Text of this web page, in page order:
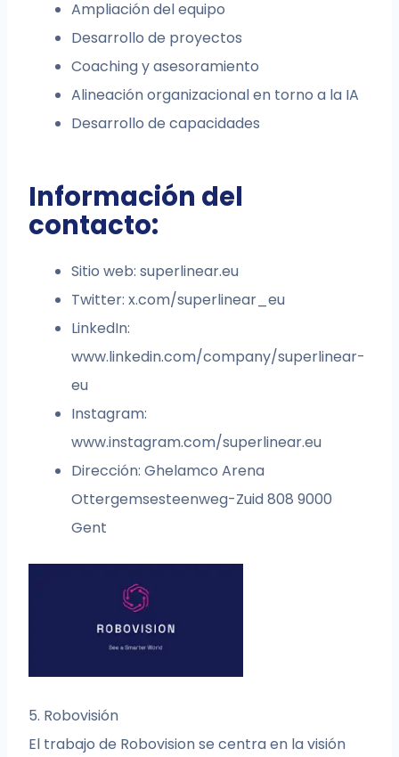
Ampliación del equipo
Desarrollo de proyectos
Coaching y asesoramiento
Alineación organizacional en torno a la IA
Desarrollo de capacidades
Información del
contacto:
Sitio web: superlinear.eu
Twitter: x.com/superlinear_eu
LinkedIn:
www.linkedin.com/company/superlinear-
eu
Instagram:
www.instagram.com/superlinear.eu
Dirección: Ghelamco Arena
Ottergemsesteenweg-Zuid 808 9000
Gent
5. Robovisión
El trabajo de Robovision se centra en la visión